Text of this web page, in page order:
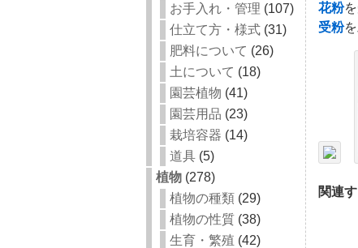
お手入れ・管理 (107)
仕立て方・様式 (31)
肥料について (26)
土について (18)
園芸植物 (41)
園芸用品 (23)
栽培容器 (14)
道具 (5)
植物 (278)
植物の種類 (29)
植物の性質 (38)
生育・繁殖 (42)
花粉
受粉
関連